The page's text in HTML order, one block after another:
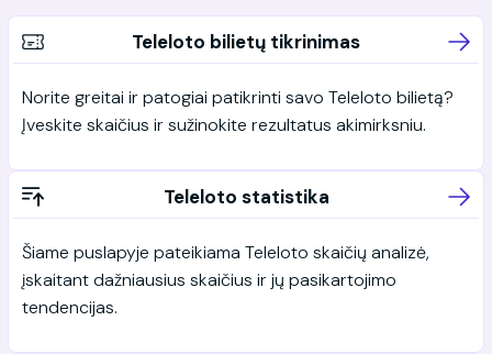
Teleloto bilietų tikrinimas
Norite greitai ir patogiai patikrinti savo Teleloto bilietą?
Įveskite skaičius ir sužinokite rezultatus akimirksniu.
Teleloto statistika
Šiame puslapyje pateikiama Teleloto skaičių analizė,
įskaitant dažniausius skaičius ir jų pasikartojimo
tendencijas.